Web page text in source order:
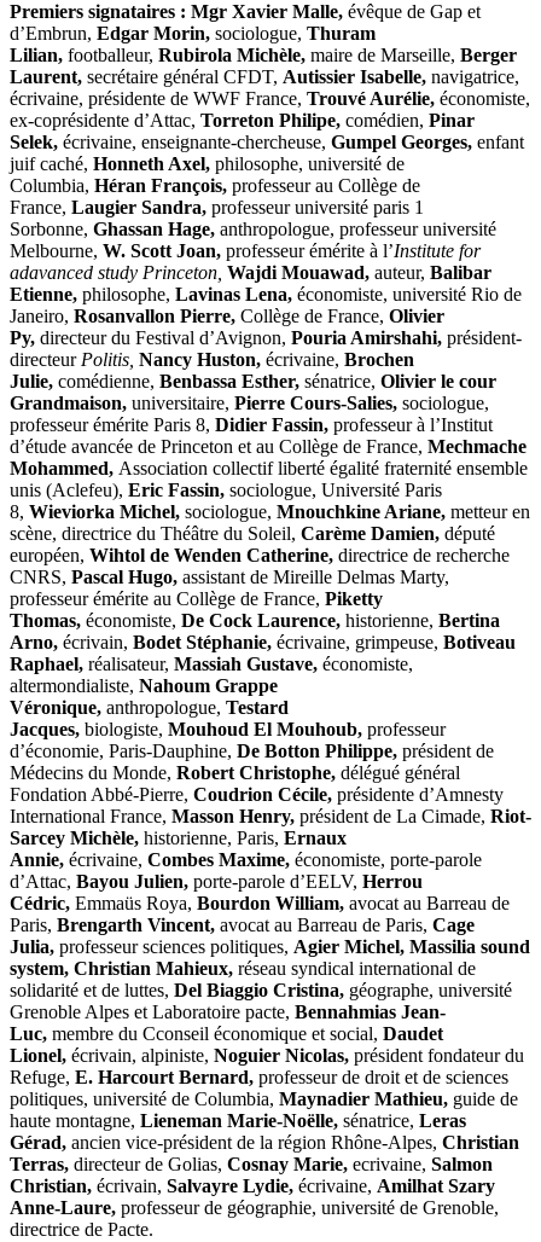
Premiers signataires : Mgr Xavier Malle, évêque de Gap et
d’Embrun, Edgar Morin, sociologue, Thuram
Lilian, footballeur, Rubirola Michèle, maire de Marseille, Berger
Laurent, secrétaire général CFDT, Autissier Isabelle, navigatrice,
écrivaine, présidente de WWF France, Trouvé Aurélie, économiste,
ex-coprésidente d’Attac, Torreton Philipe, comédien, Pinar
Selek, écrivaine, enseignante-chercheuse, Gumpel Georges, enfant
juif caché, Honneth Axel, philosophe, université de
Columbia, Héran François, professeur au Collège de
France, Laugier Sandra, professeur université paris 1
Sorbonne, Ghassan Hage, anthropologue, professeur université
Melbourne, W. Scott Joan, professeur émérite à l’Institute for
adavanced study Princeton, Wajdi Mouawad, auteur, Balibar
Etienne, philosophe, Lavinas Lena, économiste, université Rio de
Janeiro, Rosanvallon Pierre, Collège de France, Olivier
Py, directeur du Festival d’Avignon, Pouria Amirshahi, président-
directeurPolitis, Nancy Huston, écrivaine, Brochen
Julie, comédienne, Benbassa Esther, sénatrice, Olivier le cour
Grandmaison, universitaire, Pierre Cours-Salies, sociologue,
professeur émérite Paris 8, Didier Fassin, professeur à l’Institut
d’étude avancée de Princeton et au Collège de France, Mechmache
Mohammed, Association collectif liberté égalité fraternité ensemble
unis (Aclefeu), Eric Fassin, sociologue, Université Paris
8, Wieviorka Michel, sociologue, Mnouchkine Ariane, metteur en
scène, directrice du Théâtre du Soleil, Carème Damien, député
européen, Wihtol de Wenden Catherine, directrice de recherche
CNRS, Pascal Hugo, assistant de Mireille Delmas Marty,
professeur émérite au Collège de France, Piketty
Thomas, économiste, De Cock Laurence, historienne, Bertina
Arno, écrivain, Bodet Stéphanie, écrivaine, grimpeuse, Botiveau
Raphael, réalisateur, Massiah Gustave, économiste,
altermondialiste, Nahoum Grappe
Véronique, anthropologue, Testard
Jacques, biologiste, Mouhoud El Mouhoub, professeur
d’économie, Paris-Dauphine, De Botton Philippe, président de
Médecins du Monde, Robert Christophe, délégué général
Fondation Abbé-Pierre, Coudrion Cécile, présidente d’Amnesty
International France, Masson Henry, président de La Cimade, Riot-
Sarcey Michèle, historienne, Paris, Ernaux
Annie, écrivaine, Combes Maxime, économiste, porte-parole
d’Attac, Bayou Julien, porte-parole d’EELV, Herrou
Cédric, Emmaüs Roya, Bourdon William, avocat au Barreau de
Paris, Brengarth Vincent, avocat au Barreau de Paris, Cage
Julia, professeur sciences politiques, Agier Michel, Massilia sound
system, Christian Mahieux, réseau syndical international de
solidarité et de luttes, Del Biaggio Cristina, géographe, université
Grenoble Alpes et Laboratoire pacte, Bennahmias Jean-
Luc, membre du Cconseil économique et social, Daudet
Lionel, écrivain, alpiniste, Noguier Nicolas, président fondateur du
Refuge, E. Harcourt Bernard, professeur de droit et de sciences
politiques, université de Columbia, Maynadier Mathieu, guide de
haute montagne, Lieneman Marie-Noëlle, sénatrice, Leras
Gérad, ancien vice-président de la région Rhône-Alpes, Christian
Terras, directeur de Golias, Cosnay Marie, ecrivaine, Salmon
Christian, écrivain, Salvayre Lydie, écrivaine, Amilhat Szary
Anne-Laure, professeur de géographie, université de Grenoble,
directrice de Pacte.